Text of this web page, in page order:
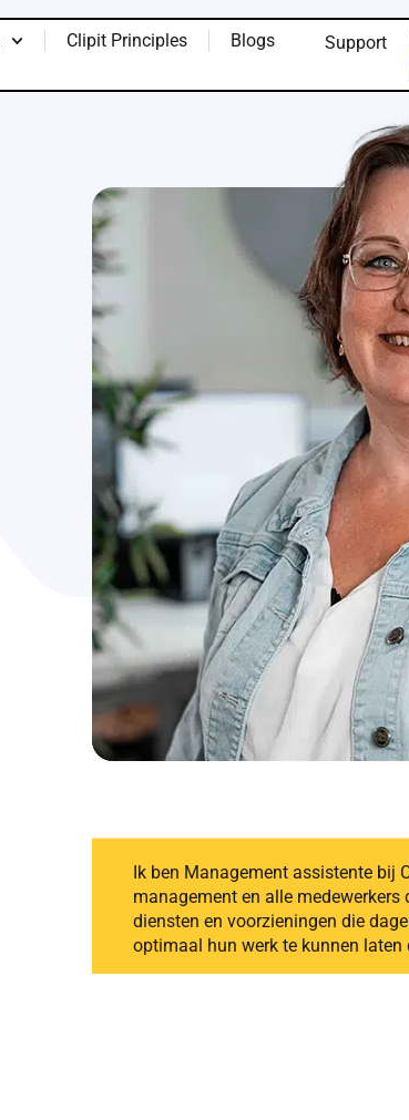
Clipit Principles Blogs Support
Ik ben Management assistente bij
management en alle
diensten en voorzieningen die
optimaal hun werk te kunnen laten